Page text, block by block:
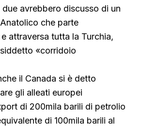
avrebbero discusso di un
che parte
e attraversa tutta la Turchia,
«corridoio
il Canada si è detto
gli alleati europei
di 200mila barili di petrolio
di 100mila barili al